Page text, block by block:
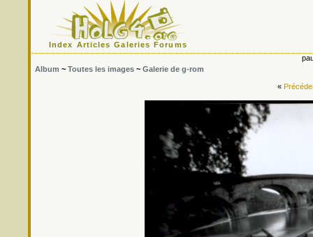
Index Articles Galeries Forums
Album ~ Toutes les images ~ Galerie de g-rom
«